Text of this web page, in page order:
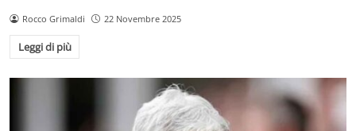
Rocco Grimaldi 22 Novembre 2025
Leggi di più